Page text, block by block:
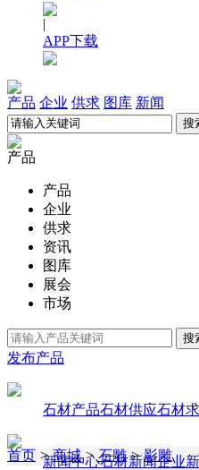
|
APP下载
产品 企业 供求 图库 新闻
产品
产品
企业
供求
资讯
图库
展会
市场
发布产品
石材产品石材供应石材
新闻中心石材新闻企业
首页 > 商城 > 石雕 > 影雕